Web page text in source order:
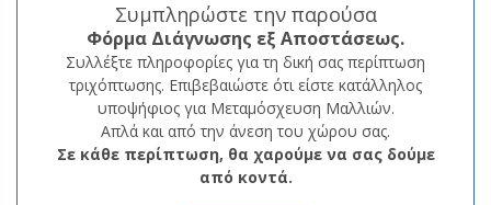
Συμπληρώστε την παρούσα
Φόρμα Διάγνωσης εξ Αποστάσεως.
Συλλέξτε πληροφορίες για τη δική σας περίπτωση
τριχόπτωσης. Επιβεβαιώστε ότι είστε κατάλληλος
υποψήφιος για Μεταμόσχευση Μαλλιών.
Απλά και από την άνεση του χώρου σας.
Σε κάθε περίπτωση, θα χαρούμε να σας δούμε
από κοντά.